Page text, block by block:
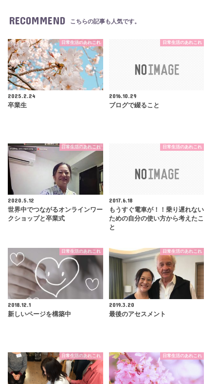
RECOMMEND こちらの記事も人気です。
日常生活のあれこれ
2025.2.24
卒業生
日常生活のあれこれ
2016.10.29
ブログで綴ること
日常生活のあれこれ
2020.5.12
世界中でつながるオンラインワー
クショップと卒業式
日常生活のあれこれ
2017.6.18
もうすぐ電車が！！乗り遅れない
ための自分の使い方から考えたこ
と
日常生活のあれこれ
2018.12.1
新しいページを構築中
日常生活のあれこれ
2019.3.20
最後のアセスメント
日常生活のあれこれ 日常生活のあれこれ